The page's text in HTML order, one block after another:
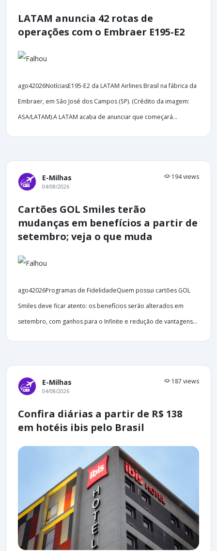
LATAM anuncia 42 rotas de
operações com o Embraer E195-E2
ago42026NotíciasE195-E2 da LATAM Airlines Brasil na fábrica da
Embraer, em São José dos Campos (SP). (Crédito da imagem:
ASA/LATAM).A LATAM acaba de anunciar que começará...
E-Milhas 194 views
04/08/2026
Cartões GOL Smiles terão
mudanças em benefícios a partir de
setembro; veja o que muda
ago42026Programas de FidelidadeQuem possui cartões GOL
Smiles deve ficar atento: os benefícios serão alterados em
setembro, com ganhos para o Infinite e redução de vantagens...
E-Milhas 187 views
04/08/2026
Confira diárias a partir de R$ 138
em hotéis ibis pelo Brasil